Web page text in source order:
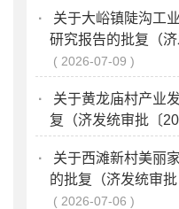
·
关于大峪镇陡沟工
研究报告的批复（
2026-07-09
·
关于黄龙庙村产业
复（济发统审批〔
·
关于西滩新村美丽
的批复（济发统审批
2026-07-06